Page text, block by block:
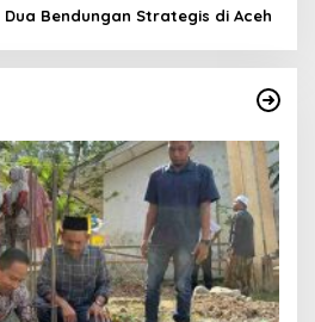
Dua Bendungan Strategis di Aceh